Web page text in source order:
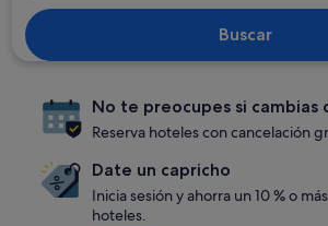
Buscar
No te preocupes si cambias
Reserva hoteles con cancelación
Date un capricho
Inicia sesión y ahorra un 10 % o
hoteles.